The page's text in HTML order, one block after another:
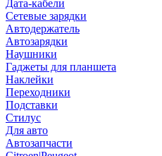
Дата-кабели
Сетевые зарядки
Автодержатель
Автозарядки
Наушники
Гаджеты для планшета
Наклейки
Переходники
Подставки
Стилус
Для авто
Автозапчасти